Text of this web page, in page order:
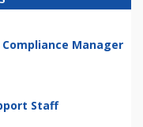
Manager
Staff